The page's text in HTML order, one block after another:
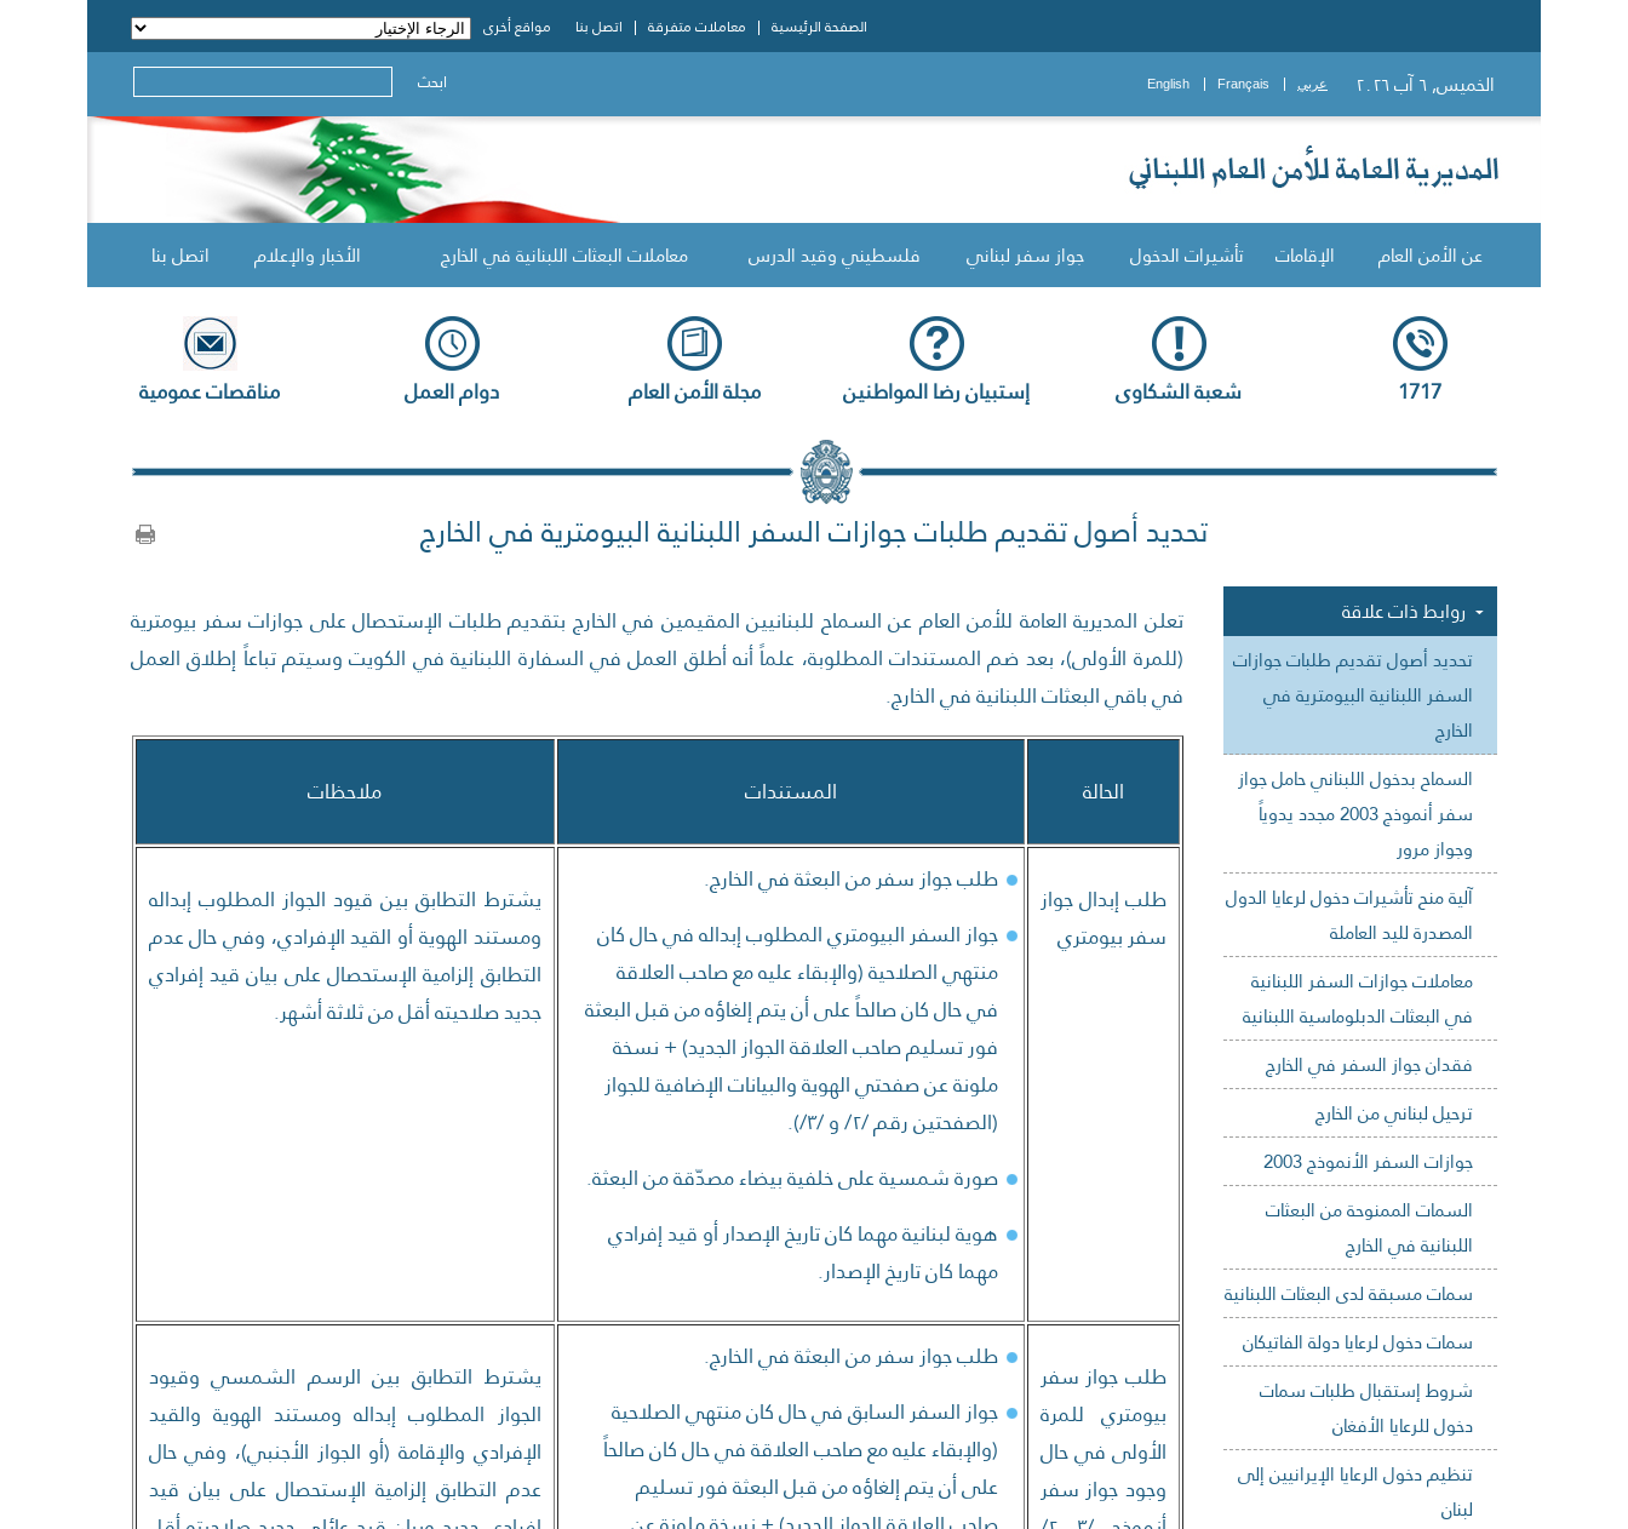
الصفحة الرئيسية معاملات متفرقة اتصل بنا مواقع أخرى
الخميس, ٦ آب ٢٠٢٦ عربي Français
English ابحث
عن الأمن العام الإقامات تأشيرات الدخول جواز سفر لبناني فلسطيني وقيد الدرس معاملات البعثات اللبنانية في الخارج الأخبار والإعلام اتصل بنا
1717 شعبة الشكاوى إستبيان رضا المواطنين مجلة الأمن العام دوام العمل مناقصات عمومية
تحديد أصول تقديم طلبات جوازات السفر اللبنانية البيومترية في الخارج
روابط ذات علاقة
تحديد أصول تقديم طلبات جوازات
السفر اللبنانية البيومترية في
الخارج
السماح بدخول اللبناني حامل جواز
سفر أنموذج 2003 مجدد يدوياً
وجواز مرور
آلية منح تأشيرات دخول لرعايا الدول
المصدرة لليد العاملة
معاملات جوازات السفر اللبنانية
في البعثات الدبلوماسية اللبنانية
فقدان جواز السفر في الخارج
ترحيل لبناني من الخارج
جوازات السفر الأنموذج 2003
السمات الممنوحة من البعثات
اللبنانية في الخارج
سمات مسبقة لدى البعثات اللبنانية
سمات دخول لرعايا دولة الفاتيكان
شروط إستقبال طلبات سمات
دخول للرعايا الأفغان
تنظيم دخول الرعايا الإيرانيين إلى
لبنان
تعلن المديرية العامة للأمن العام عن السماح للبنانيين المقيمين في الخارج بتقديم طلبات الإستحصال على جوازات سفر بيومترية
(للمرة الأولى)، بعد ضم المستندات المطلوبة، علماً أنه أطلق العمل في السفارة اللبنانية في الكويت وسيتم تباعاً إطلاق العمل
في باقي البعثات اللبنانية في الخارج.
الحالة المستندات ملاحظات
طلب إبدال جواز
سفر بيومتري
طلب جواز سفر من البعثة في الخارج.
جواز السفر البيومتري المطلوب إبداله في حال كان
منتهي الصلاحية (والإبقاء عليه مع صاحب العلاقة
في حال كان صالحاً على أن يتم إلغاؤه من قبل البعثة
فور تسليم صاحب العلاقة الجواز الجديد) + نسخة
ملونة عن صفحتي الهوية والبيانات الإضافية للجواز
(الصفحتين رقم /٢/ و /٣/).
صورة شمسية على خلفية بيضاء مصدّقة من البعثة.
هوية لبنانية مهما كان تاريخ الإصدار أو قيد إفرادي
مهما كان تاريخ الإصدار.
يشترط التطابق بين قيود الجواز المطلوب إبداله
ومستند الهوية أو القيد الإفرادي، وفي حال عدم
التطابق إلزامية الإستحصال على بيان قيد إفرادي
جديد صلاحيته أقل من ثلاثة أشهر.
طلب جواز سفر
بيومتري للمرة
الأولى في حال
وجود جواز سفر
طلب جواز سفر من البعثة في الخارج.
جواز السفر السابق في حال كان منتهي الصلاحية
(والإبقاء عليه مع صاحب العلاقة في حال كان صالحاً
على أن يتم إلغاؤه من قبل البعثة فور تسليم
يشترط التطابق بين الرسم الشمسي وقيود
الجواز المطلوب إبداله ومستند الهوية والقيد
الإفرادي والإقامة (أو الجواز الأجنبي)، وفي حال
عدم التطابق إلزامية الإستحصال على بيان قيد